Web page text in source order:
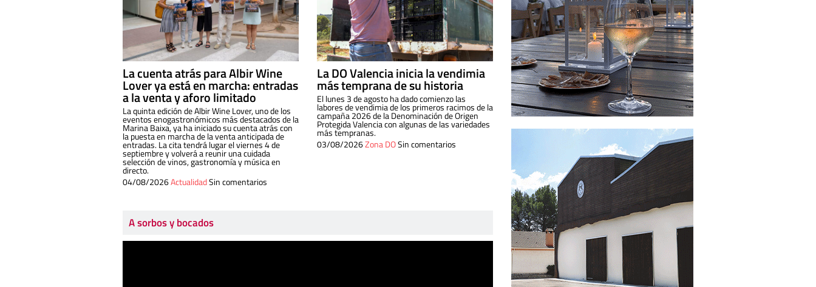
La cuenta atrás para Albir Wine
Lover ya está en marcha: entradas
a la venta y aforo limitado
La quinta edición de Albir Wine Lover, uno de los
eventos enogastronómicos más destacados de la
Marina Baixa, ya ha iniciado su cuenta atrás con
la puesta en marcha de la venta anticipada de
entradas. La cita tendrá lugar el viernes 4 de
septiembre y volverá a reunir una cuidada
selección de vinos, gastronomía y música en
directo.
04/08/2026ActualidadSin comentarios
La DO Valencia inicia la vendimia
más temprana de su historia
El lunes 3 de agosto ha dado comienzo las
labores de vendimia de los primeros racimos de la
campaña 2026 de la Denominación de Origen
Protegida Valencia con algunas de las variedades
más tempranas.
03/08/2026Zona DOSin comentarios
A sorbos y bocados